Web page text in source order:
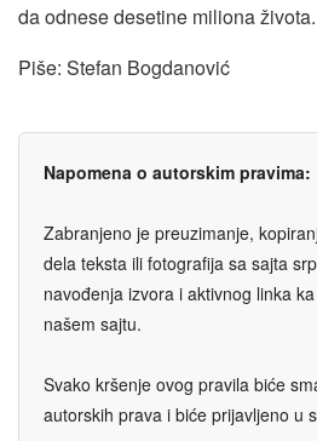
da odnese desetine miliona života.
Piše: Stefan Bogdanović
Napomena o autorskim pravima:
Zabranjeno je preuzimanje,
dela teksta ili fotografija sa sajta
navođenja izvora i aktivnog linka
našem sajtu.
Svako kršenje ovog pravila biće
autorskih prava i biće prijavljeno u